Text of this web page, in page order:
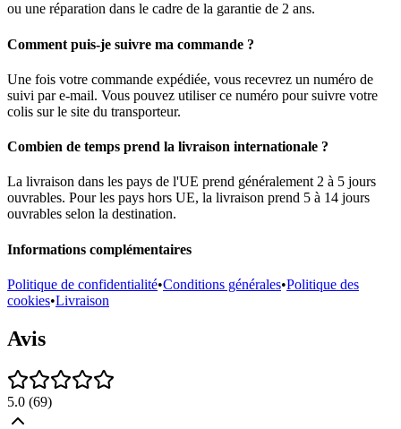
ou une réparation dans le cadre de la garantie de 2 ans.
Comment puis-je suivre ma commande ?
Une fois votre commande expédiée, vous recevrez un numéro de
suivi par e-mail. Vous pouvez utiliser ce numéro pour suivre votre
colis sur le site du transporteur.
Combien de temps prend la livraison internationale ?
La livraison dans les pays de l'UE prend généralement 2 à 5 jours
ouvrables. Pour les pays hors UE, la livraison prend 5 à 14 jours
ouvrables selon la destination.
Informations complémentaires
Politique de confidentialité•Conditions générales•Politique des
cookies•Livraison
Avis
5.0 (69)